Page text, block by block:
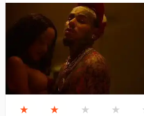
★ ★ ★ ★